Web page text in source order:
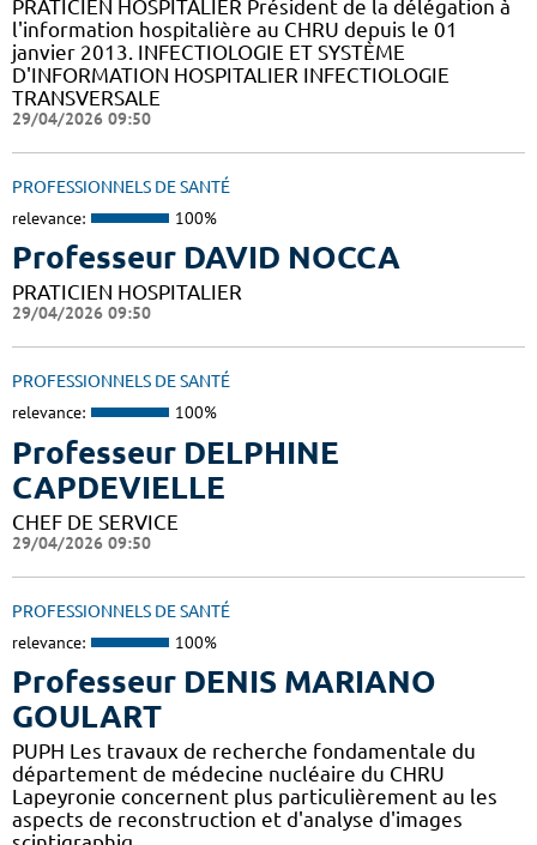
PRATICIEN HOSPITALIER Président de la délégation à
l'information hospitalière au CHRU depuis le 01
janvier 2013. INFECTIOLOGIE ET SYSTÈME
D'INFORMATION HOSPITALIER INFECTIOLOGIE
TRANSVERSALE
29/04/2026 09:50
PROFESSIONNELS DE SANTÉ
relevance: 100%
Professeur DAVID NOCCA
PRATICIEN HOSPITALIER
29/04/2026 09:50
PROFESSIONNELS DE SANTÉ
relevance: 100%
Professeur DELPHINE
CAPDEVIELLE
CHEF DE SERVICE
29/04/2026 09:50
PROFESSIONNELS DE SANTÉ
relevance: 100%
Professeur DENIS MARIANO
GOULART
PUPH Les travaux de recherche fondamentale du
département de médecine nucléaire du CHRU
Lapeyronie concernent plus particulièrement au les
aspects de reconstruction et d'analyse d'images